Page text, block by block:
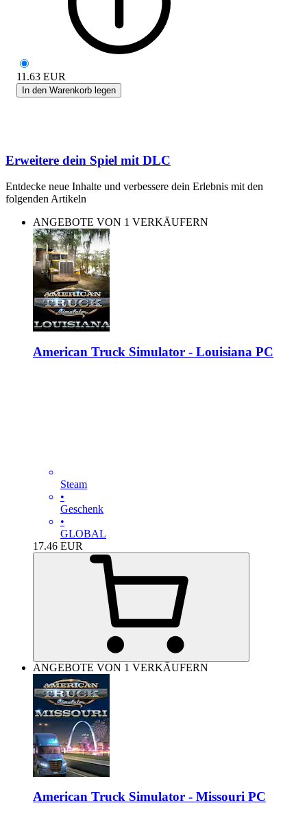
11.63 EUR
In den Warenkorb legen
Erweitere dein Spiel mit DLC
Entdecke neue Inhalte und verbessere dein Erlebnis mit den
folgenden Artikeln
ANGEBOTE VON 1 VERKÄUFERN
American Truck Simulator - Louisiana PC
Steam
•
Geschenk
•
GLOBAL
17.46 EUR
ANGEBOTE VON 1 VERKÄUFERN
American Truck Simulator - Missouri PC